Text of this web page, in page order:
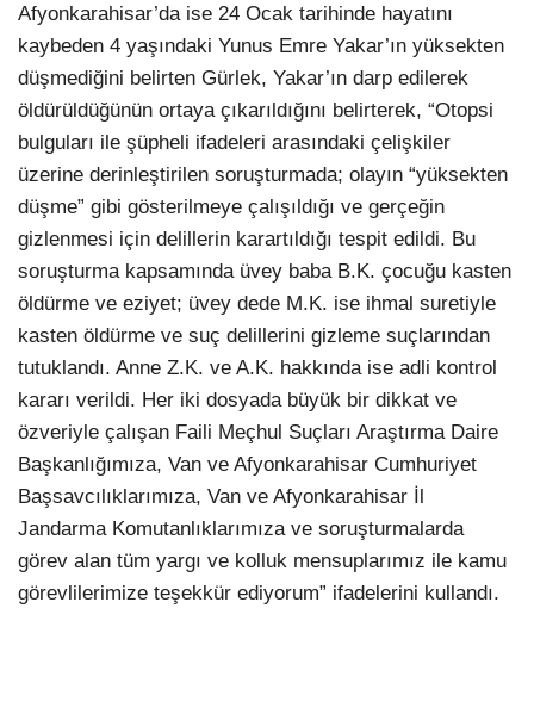
Afyonkarahisar’da ise 24 Ocak tarihinde hayatını
kaybeden 4 yaşındaki Yunus Emre Yakar’ın yüksekten
düşmediğini belirten Gürlek, Yakar’ın darp edilerek
öldürüldüğünün ortaya çıkarıldığını belirterek, “Otopsi
bulguları ile şüpheli ifadeleri arasındaki çelişkiler
üzerine derinleştirilen soruşturmada; olayın “yüksekten
düşme” gibi gösterilmeye çalışıldığı ve gerçeğin
gizlenmesi için delillerin karartıldığı tespit edildi. Bu
soruşturma kapsamında üvey baba B.K. çocuğu kasten
öldürme ve eziyet; üvey dede M.K. ise ihmal suretiyle
kasten öldürme ve suç delillerini gizleme suçlarından
tutuklandı. Anne Z.K. ve A.K. hakkında ise adli kontrol
kararı verildi. Her iki dosyada büyük bir dikkat ve
özveriyle çalışan Faili Meçhul Suçları Araştırma Daire
Başkanlığımıza, Van ve Afyonkarahisar Cumhuriyet
Başsavcılıklarımıza, Van ve Afyonkarahisar İl
Jandarma Komutanlıklarımıza ve soruşturmalarda
görev alan tüm yargı ve kolluk mensuplarımız ile kamu
görevlilerimize teşekkür ediyorum” ifadelerini kullandı.